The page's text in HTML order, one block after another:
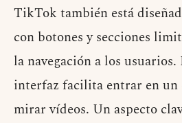
TikTok también está
con botones y secciones
la navegación a los
interfaz facilita entrar en un
mirar vídeos. Un aspecto